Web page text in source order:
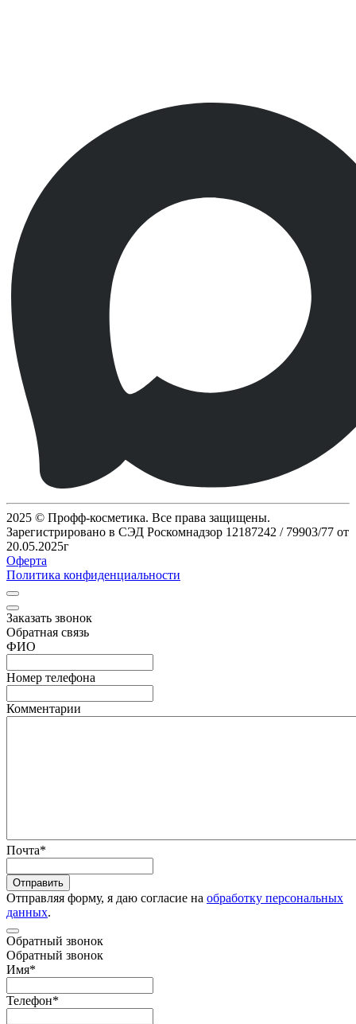
2025 © Профф-косметика. Все права защищены.
Зарегистрировано в СЭД Роскомнадзор 12187242 / 79903/77 от
20.05.2025г
Оферта
Политика конфиденциальности
Заказать звонок
Обратная связь
ФИО
Номер телефона
Комментарии
Почта*
Отправить
Отправляя форму, я даю согласие на обработку персональных
данных.
Обратный звонок
Обратный звонок
Имя*
Телефон*